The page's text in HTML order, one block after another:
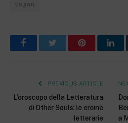
vegan
FacebookTwitter Pinterest
PREVIOUS ARTICLE
L’oroscopo della Letteratura
di Other Souls: le eroine
letterarie
a